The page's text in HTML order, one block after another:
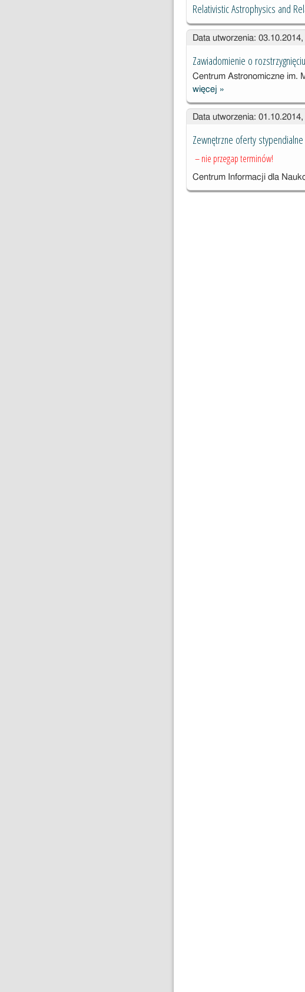
Relativistic Astrophysics and
Data utworzenia:
Zawiadomienie o
Centrum Astronomiczne im.
więcej Zawiadomienie
o
rozstrzygnięciu
dodatkowych
»
Data utworzenia:
Zewnętrzne oferty stypendialne
– nie przegap terminów!
Centrum Informacji dla